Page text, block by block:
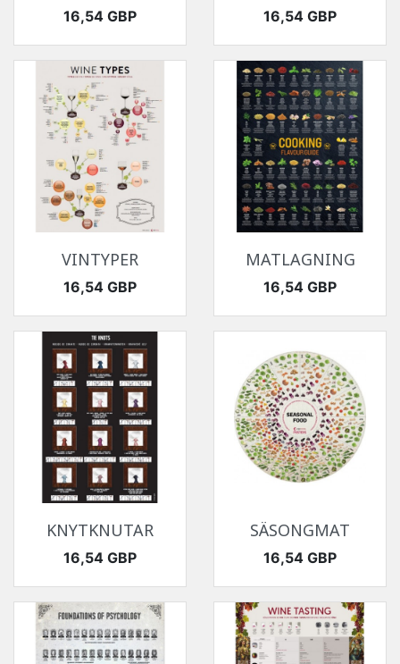
Pris
16,54 GBP Pris
16,54 GBP
VINTYPER
Pris
16,54 GBP
MATLAGNING
Pris
16,54 GBP
KNYTKNUTAR
Pris
16,54 GBP
SÄSONGMAT
Pris
16,54 GBP